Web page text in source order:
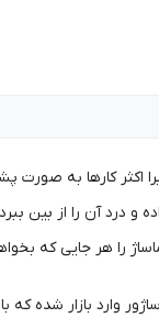
اکثر کارها به
آن را از بین
را هر جایی که
وارد بازار شده